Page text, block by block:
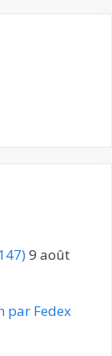
9 août
par Fedex